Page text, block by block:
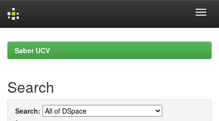
navigationSaber UCV
Search
Search: